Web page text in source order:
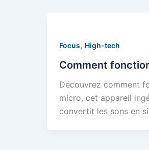
Focus, High-tech
Comment
Découvrez comment
micro, cet appareil
convertit les sons en